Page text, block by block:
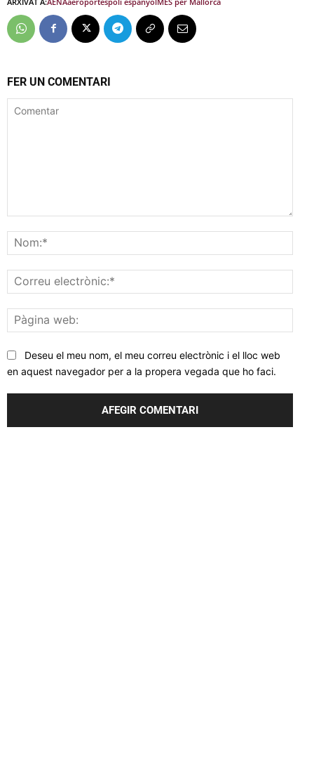
FER UN COMENTARI
web:
Deseu el meu nom, el meu correu electrònic i el lloc web
en aquest navegador per a la propera vegada que ho faci.